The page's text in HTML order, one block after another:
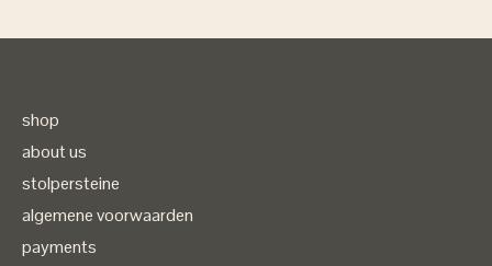
shop
about us
stolpersteine
algemene voorwaarden
payments
( in Nederland)